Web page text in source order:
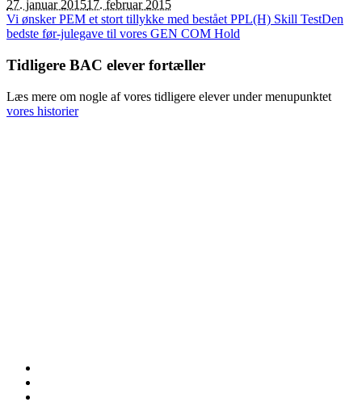
27. januar 201517. februar 2015
Vi ønsker PEM et stort tillykke med bestået PPL(H) Skill TestDen
bedste før-julegave til vores GEN COM Hold
Tidligere BAC elever fortæller
Læs mere om nogle af vores tidligere elever under menupunktet
vores historier